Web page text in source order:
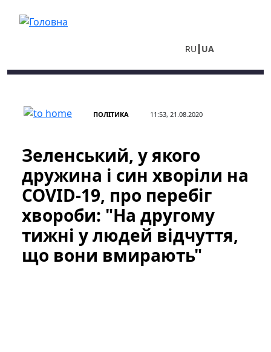
RU UA
ПОЛІТИКА 11:53, 21.08.2020
Зеленський, у якого
дружина і син хворіли на
COVID-19, про перебіг
хвороби: "На другому
тижні у людей відчуття,
що вони вмирають"